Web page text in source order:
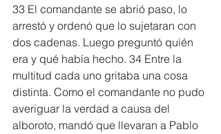
33 El comandante se abrió paso, lo
arrestó y ordenó que lo sujetaran con
dos cadenas. Luego preguntó quién
era y qué había hecho. 34 Entre la
multitud cada uno gritaba una cosa
distinta. Como el comandante no pudo
averiguar la verdad a causa del
alboroto, mandó que llevaran a Pablo